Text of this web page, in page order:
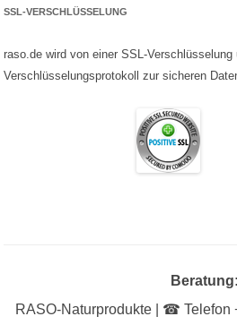
SSL-VERSCHLÜSSELUNG
raso.de wird von einer SSL-
Verschlüsselungsprotokoll zur sicheren
Beratung:
RASO-Naturprodukte | ☎ Telefon